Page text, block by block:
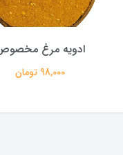
ادویه مرغ
98,000 تومان